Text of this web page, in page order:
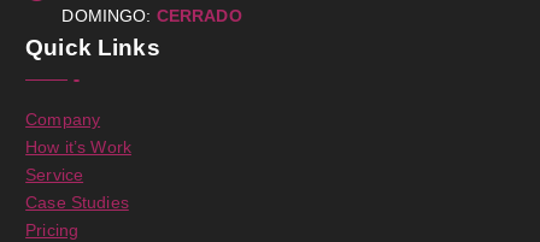
DOMINGO: CERRADO
Quick Links
Company
How it’s Work
Service
Case Studies
Pricing